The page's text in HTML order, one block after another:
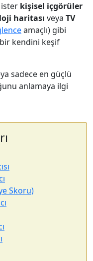
kişisel içgörüler
haritası veya TV
amaçlı) gibi
kendini keşif
sadece en güçlü
anlamaya ilgi
Skoru)